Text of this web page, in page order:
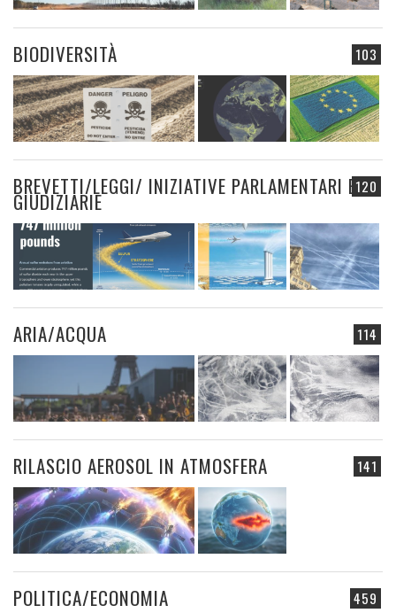
103
BIODIVERSITÀ
120
BREVETTI/LEGGI/ INIZIATIVE PARLAMENTARI E
GIUDIZIARIE
114
ARIA/ACQUA
141
RILASCIO AEROSOL IN ATMOSFERA
459
POLITICA/ECONOMIA